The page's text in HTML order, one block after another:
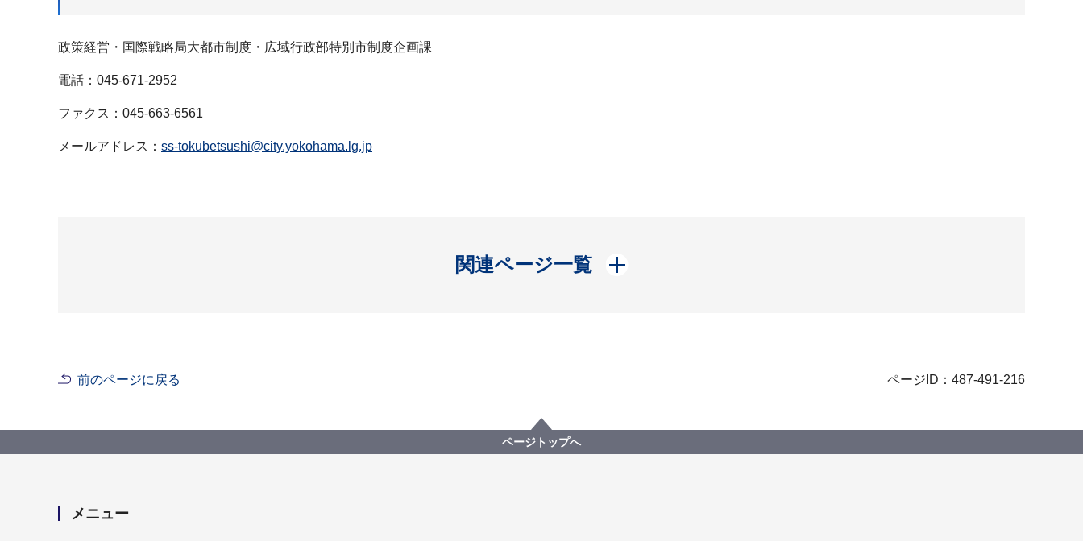
政策経営・国際戦略局大都市制度・広域行政部特別市制度企画課
電話：045-671-2952
ファクス：045-663-6561
メールアドレス： ss-tokubetsushi@city.yokohama.lg.jp
関連ページ一覧
開く
前のページに戻る ページID：487-491-216
ページトップへ
メニュー